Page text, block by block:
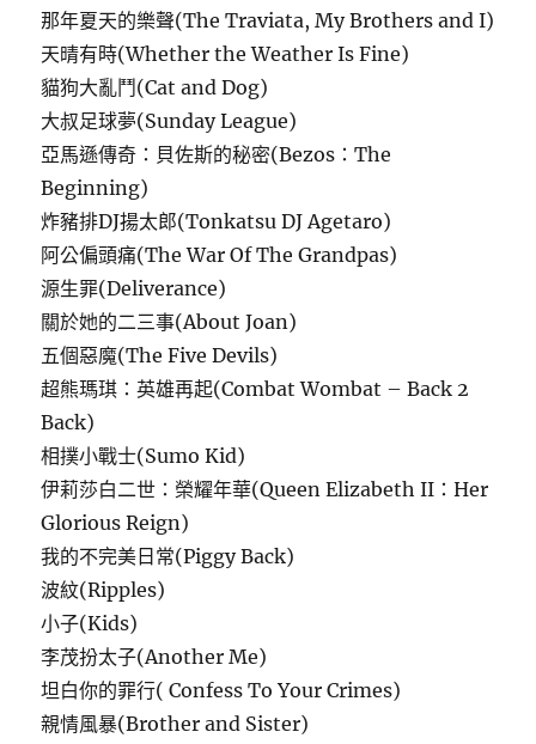
那年夏天的樂聲(The Traviata, My Brothers and I)
天晴有時(Whether the Weather Is Fine)
貓狗大亂鬥(Cat and Dog)
大叔足球夢(Sunday League)
亞馬遜傳奇：貝佐斯的秘密(Bezos：The
Beginning)
炸豬排DJ揚太郎(Tonkatsu DJ Agetaro)
阿公偏頭痛(The War Of The Grandpas)
源生罪(Deliverance)
關於她的二三事(About Joan)
五個惡魔(The Five Devils)
超熊瑪琪：英雄再起(Combat Wombat – Back 2
Back)
相撲小戰士(Sumo Kid)
伊莉莎白二世：榮耀年華(Queen Elizabeth II：Her
Glorious Reign)
我的不完美日常(Piggy Back)
波紋(Ripples)
小子(Kids)
李茂扮太子(Another Me)
坦白你的罪行( Confess To Your Crimes)
親情風暴(Brother and Sister)